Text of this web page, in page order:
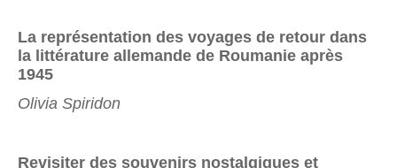
La représentation des voyages de retour dans
la littérature allemande de Roumanie après
1945
Olivia Spiridon
Revisiter des souvenirs nostalgiques et